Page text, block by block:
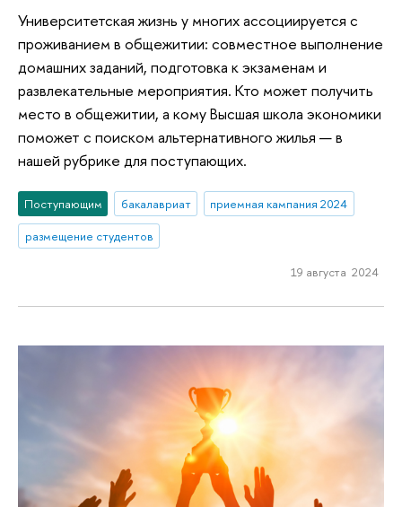
Университетская жизнь у многих ассоциируется с
проживанием в общежитии: совместное выполнение
домашних заданий, подготовка к экзаменам и
развлекательные мероприятия. Кто может получить
место в общежитии, а кому Высшая школа экономики
поможет с поиском альтернативного жилья — в
нашей рубрике для поступающих.
Поступающим бакалавриат
приемная кампания 2024
размещение студентов
19 августа 2024